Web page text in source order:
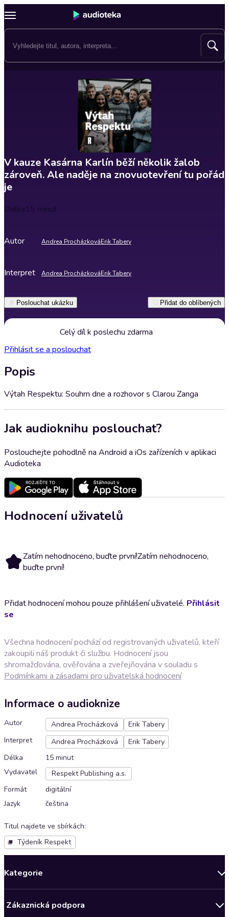
V kauze Kasárna Karlín běží několik žalob
zároveň. Ale naděje na znovuotevření tu pořád
je
Délka15 minut
Autor Andrea ProcházkováErik Tabery
Interpret Andrea ProcházkováErik Tabery
Poslouchat ukázku Přidat do oblíbených
Celý díl k poslechu zdarma
Přihlásit se a poslouchat
Popis
Výtah Respektu: Souhrn dne a rozhovor s Clarou Zanga
Jak audioknihu poslouchat?
Poslouchejte pohodlně na Android a iOs zařízeních v aplikaci
Audioteka
Hodnocení uživatelů
Zatím nehodnoceno, buďte první!Zatím nehodnoceno,
buďte první!
Přidat hodnocení mohou pouze přihlášení uživatelé. Přihlásit
se
Všechna hodnocení pochází od registrovaných uživatelů, kteří
zakoupili náš produkt či službu. Hodnocení jsou
shromažďována, ověřována a zveřejňována v souladu s
Podmínkami a zásadami pro uživatelská hodnocení
Informace o audioknize
Autor Andrea Procházková
Erik Tabery
Interpret
Andrea Procházková
Erik Tabery
Délka
15 minut
Vydavatel
Respekt Publishing a.s.
Formát
digitální
Jazyk
čeština
Titul najdete ve sbírkách:
Týdeník Respekt
Kategorie
Bestsellery měsíce
Zákaznická podpora